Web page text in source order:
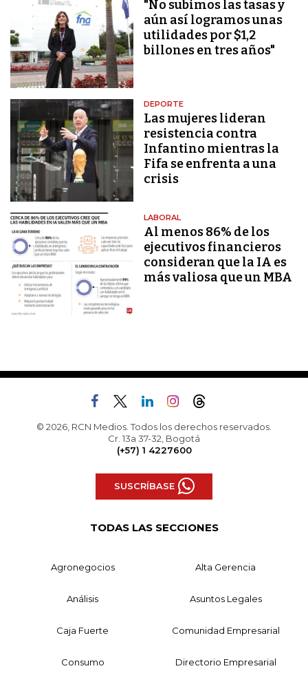
"No subimos las tasas y
aún así logramos unas
utilidades por $1,2
billones en tres años"
DEPORTE
Las mujeres lideran
resistencia contra
Infantino mientras la
Fifa se enfrenta a una
crisis
LABORAL
Al menos 86% de los
ejecutivos financieros
consideran que la IA es
más valiosa que un MBA
© 2026, RCN Medios. Todos los derechos reservados.
Cr. 13a 37-32, Bogotá
(+57) 1 4227600
SUSCRÍBASE
TODAS LAS SECCIONES
Agronegocios Alta Gerencia
Análisis Asuntos Legales
Caja Fuerte Comunidad Empresarial
Consumo Directorio Empresarial